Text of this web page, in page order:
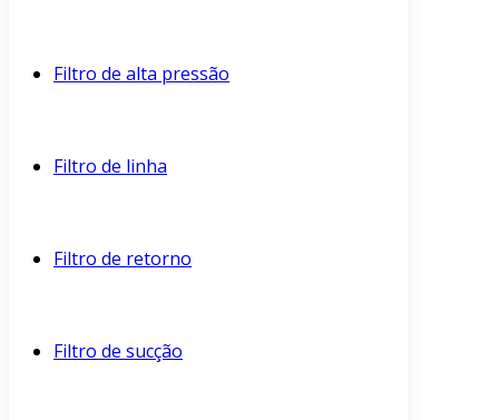
Filtro de alta pressão
Filtro de linha
Filtro de retorno
Filtro de sucção